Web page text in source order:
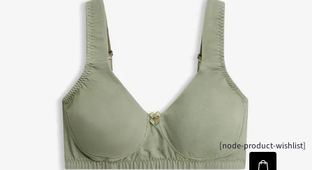
[node-product-wishlist]